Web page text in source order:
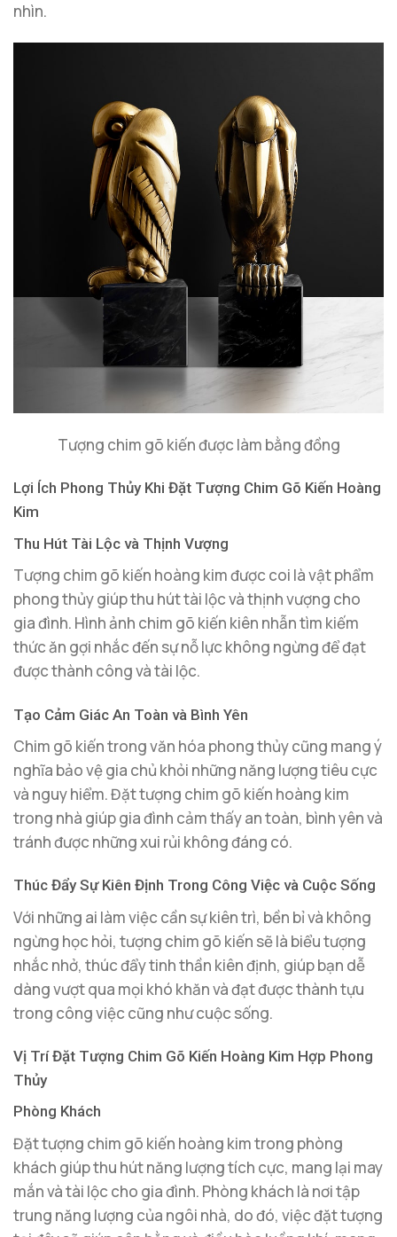
nhìn.
Tượng chim gõ kiến được làm bằng đồng
Lợi Ích Phong Thủy Khi Đặt Tượng Chim Gõ Kiến Hoàng
Kim
Thu Hút Tài Lộc và Thịnh Vượng
Tượng chim gõ kiến hoàng kim được coi là vật phẩm
phong thủy giúp thu hút tài lộc và thịnh vượng cho
gia đình. Hình ảnh chim gõ kiến kiên nhẫn tìm kiếm
thức ăn gợi nhắc đến sự nỗ lực không ngừng để đạt
được thành công và tài lộc.
Tạo Cảm Giác An Toàn và Bình Yên
Chim gõ kiến trong văn hóa phong thủy cũng mang ý
nghĩa bảo vệ gia chủ khỏi những năng lượng tiêu cực
và nguy hiểm. Đặt tượng chim gõ kiến hoàng kim
trong nhà giúp gia đình cảm thấy an toàn, bình yên và
tránh được những xui rủi không đáng có.
Thúc Đẩy Sự Kiên Định Trong Công Việc và Cuộc Sống
Với những ai làm việc cần sự kiên trì, bền bỉ và không
ngừng học hỏi, tượng chim gõ kiến sẽ là biểu tượng
nhắc nhở, thúc đẩy tinh thần kiên định, giúp bạn dễ
dàng vượt qua mọi khó khăn và đạt được thành tựu
trong công việc cũng như cuộc sống.
Vị Trí Đặt Tượng Chim Gõ Kiến Hoàng Kim Hợp Phong
Thủy
Phòng Khách
Đặt tượng chim gõ kiến hoàng kim trong phòng
khách giúp thu hút năng lượng tích cực, mang lại may
mắn và tài lộc cho gia đình. Phòng khách là nơi tập
trung năng lượng của ngôi nhà, do đó, việc đặt tượng